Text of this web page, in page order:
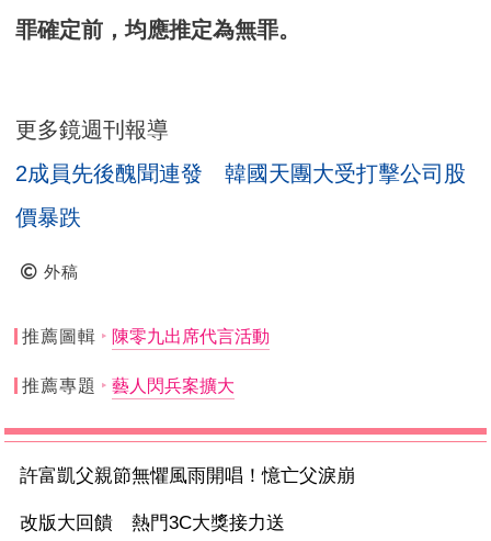
罪確定前，均應推定為無罪。
更多鏡週刊報導
2成員先後醜聞連發 韓國天團大受打擊公司股
價暴跌
外稿
推薦圖輯 陳零九出席代言活動
推薦專題 藝人閃兵案擴大
許富凱父親節無懼風雨開唱！憶亡父淚崩
改版大回饋 熱門3C大獎接力送